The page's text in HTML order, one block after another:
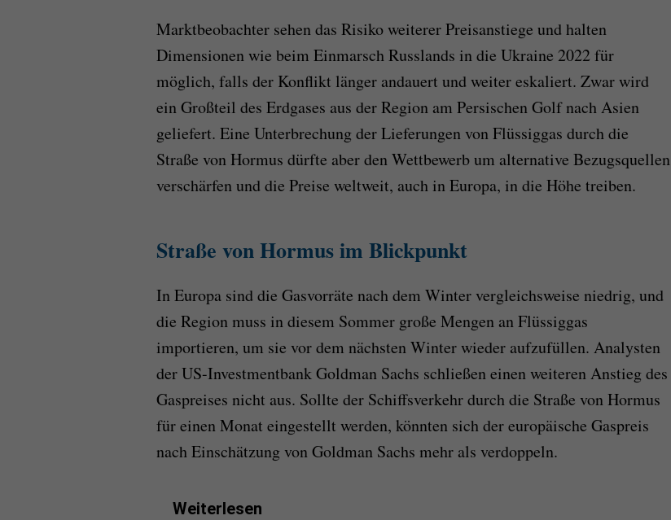
Marktbeobachter sehen das Risiko weiterer Preisanstiege und halten
Dimensionen wie beim Einmarsch Russlands in die Ukraine 2022 für
möglich, falls der Konflikt länger andauert und weiter eskaliert. Zwar wird
ein Großteil des Erdgases aus der Region am Persischen Golf nach Asien
geliefert. Eine Unterbrechung der Lieferungen von Flüssiggas durch die
Straße von Hormus dürfte aber den Wettbewerb um alternative Bezugsquellen
verschärfen und die Preise weltweit, auch in Europa, in die Höhe treiben.
Straße von Hormus im Blickpunkt
In Europa sind die Gasvorräte nach dem Winter vergleichsweise niedrig, und
die Region muss in diesem Sommer große Mengen an Flüssiggas
importieren, um sie vor dem nächsten Winter wieder aufzufüllen. Analysten
der US-Investmentbank Goldman Sachs schließen einen weiteren Anstieg des
Gaspreises nicht aus. Sollte der Schiffsverkehr durch die Straße von Hormus
für einen Monat eingestellt werden, könnten sich der europäische Gaspreis
nach Einschätzung von Goldman Sachs mehr als verdoppeln.
Weiterlesen